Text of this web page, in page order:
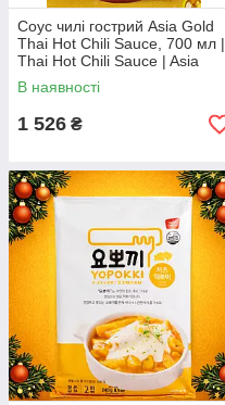
Соус чилі гострий Asia Gold
Thai Hot Chili Sauce, 700 мл |
Thai Hot Chili Sauce | Asia
Gold | 700 ml, Во1
В наявності
1 526 ₴